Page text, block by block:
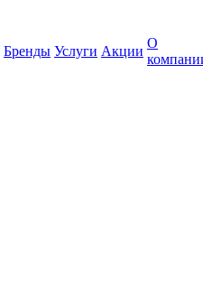
Бренды Услуги Акции
О